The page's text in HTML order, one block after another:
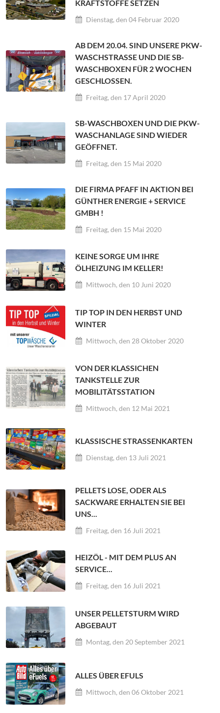
KRAFTSTOFFE SETZEN
Dienstag, den 04 Februar 2020
AB DEM 20.04. SIND UNSERE PKW-
WASCHSTRASSE UND DIE SB-W
ASCHBOXEN FÜR 2 WOCHEN G
ESCHLOSSEN.
Freitag, den 17 April 2020
SB-WASCHBOXEN UND DIE PKW-
WASCHANLAGE SIND WIEDER
GEÖFFNET.
Freitag, den 15 Mai 2020
DIE FIRMA PFAFF IN AKTION BEI
GÜNTHER ENERGIE + SERVICE
GMBH !
Freitag, den 15 Mai 2020
KEINE SORGE UM IHRE
ÖLHEIZUNG IM KELLER!
Mittwoch, den 10 Juni 2020
TIP TOP IN DEN HERBST UND
WINTER
Mittwoch, den 28 Oktober 2020
VON DER KLASSICHEN
TANKSTELLE ZUR
MOBILITÄTSSTATION
Mittwoch, den 12 Mai 2021
KLASSISCHE STRASSENKARTEN
Dienstag, den 13 Juli 2021
PELLETS LOSE, ODER ALS
SACKWARE ERHALTEN SIE BEI
UNS...
Freitag, den 16 Juli 2021
HEIZÖL - MIT DEM PLUS AN
SERVICE...
Freitag, den 16 Juli 2021
UNSER PELLETSTURM WIRD
ABGEBAUT
Montag, den 20 September 2021
ALLES ÜBER EFULS
Mittwoch, den 06 Oktober 2021